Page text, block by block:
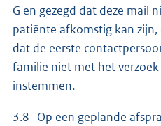
G en gezegd dat deze mail
patiënte afkomstig kan
dat de eerste
familie niet met het
instemmen.
3.8 Op een geplande